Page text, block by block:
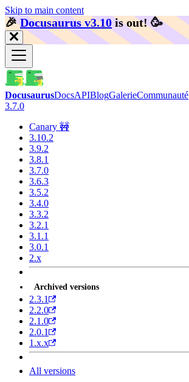
Skip to main content
🎉️Docusaurus v3.10 is out! 🥳️
DocusaurusDocsAPIBlogGalerieCommunauté
3.7.0
Canary 🚧
3.10.2
3.9.2
3.8.1
3.7.0
3.6.3
3.5.2
3.4.0
3.3.2
3.2.1
3.1.1
3.0.1
2.x
Archived versions
2.3.1
2.2.0
2.1.0
2.0.1
1.x.x
All versions